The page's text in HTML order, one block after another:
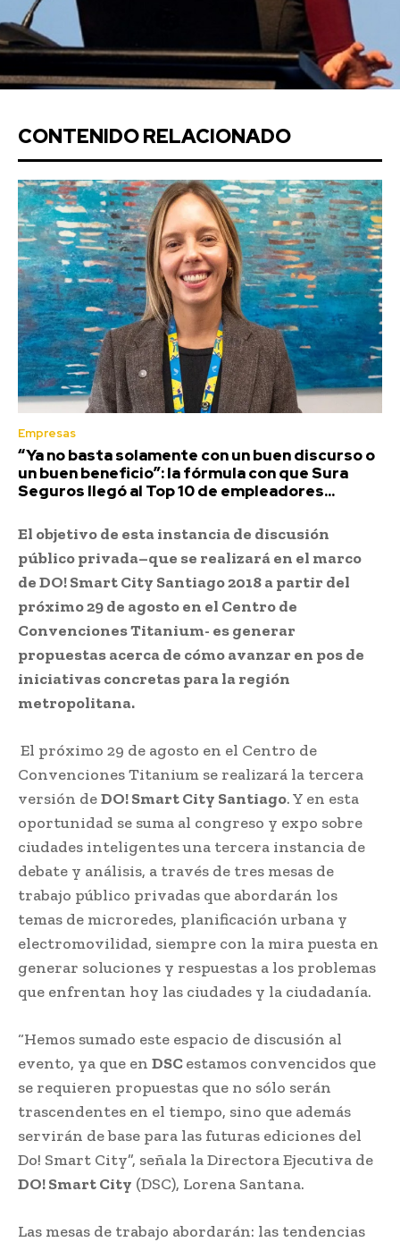
CONTENIDO RELACIONADO
Empresas
“Ya no basta solamente con un buen discurso o
un buen beneficio”: la fórmula con que Sura
Seguros llegó al Top 10 de empleadores...
El objetivo de esta instancia de discusión
público privada–que se realizará en el marco
de DO! Smart City Santiago 2018 a partir del
próximo 29 de agosto en el Centro de
Convenciones Titanium- es generar
propuestas acerca de cómo avanzar en pos de
iniciativas concretas para la región
metropolitana.
El próximo 29 de agosto en el Centro de
Convenciones Titanium se realizará la tercera
versión deDO! Smart City Santiago. Y en esta
oportunidad se suma al congreso y expo sobre
ciudades inteligentes una tercera instancia de
debate y análisis, a través de tres mesas de
trabajo público privadas que abordarán los
temas de microredes, planificación urbana y
electromovilidad, siempre con la mira puesta en
generar soluciones y respuestas a los problemas
que enfrentan hoy las ciudades y la ciudadanía.
“Hemos sumado este espacio de discusión al
evento, ya que en DSCestamos convencidos que
se requieren propuestas que no sólo serán
trascendentes en el tiempo, sino que además
servirán de base para las futuras ediciones del
Do! Smart City”, señala la Directora Ejecutiva de
DO! Smart City (DSC), Lorena Santana.
Las mesas de trabajo abordarán: las tendencias